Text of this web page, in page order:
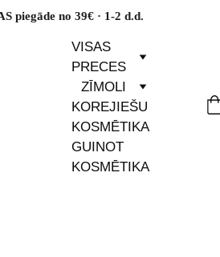
piegāde no 39€ · 1-2 d.d.
VISAS
PRECES
ZĪMOLI
KOREJIEŠU
KOSMĒTIKA
GUINOT
KOSMĒTIKA